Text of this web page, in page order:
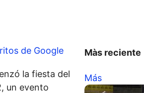
de Google
la fiesta del
un evento
Màs reciente
Más